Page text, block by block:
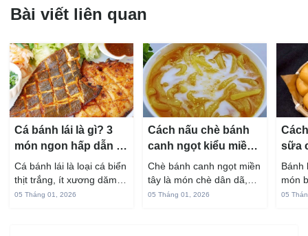
Bài viết liên quan
Cá bánh lái là gì? 3
món ngon hấp dẫn từ
cá bánh lái
Cá bánh lái là loại cá biển
thịt trắng, ít xương dăm,
vị ngọt và rất dễ ăn khi
05 Tháng 01, 2026
Cách nấu chè bánh
canh ngọt kiểu miền
Tây ngon chuẩn vị
Chè bánh canh ngọt miền
tây là món chè dân dã,
gắn liền với đời sống sinh
05 Tháng 01, 2026
sữa
hấp
Bánh
món
05